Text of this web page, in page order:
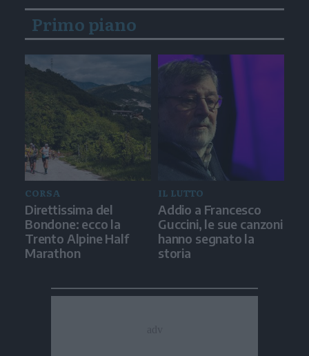
Primo piano
CORSA
Direttissima del
Bondone: ecco la
Trento Alpine Half
Marathon
IL LUTTO
Addio a Francesco
Guccini, le sue canzoni
hanno segnato la
storia